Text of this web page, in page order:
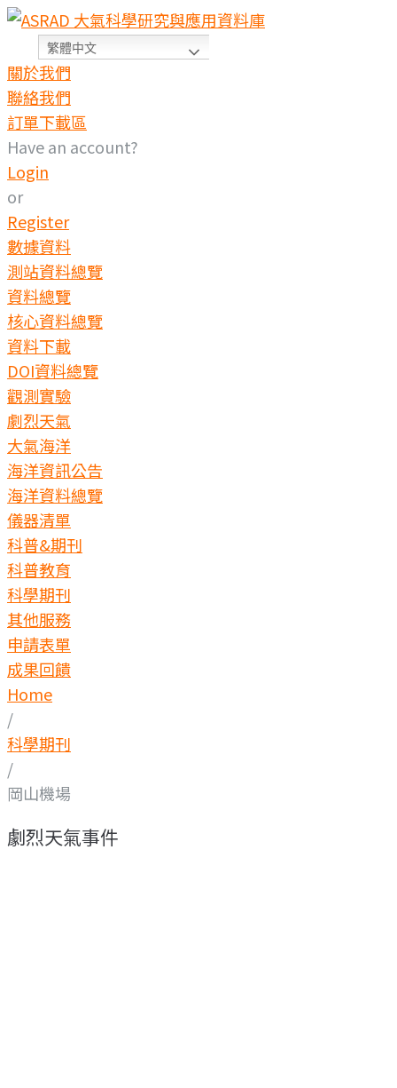
繁體中文
關於我們
聯絡我們
訂單下載區
Have an account?
Login
or
Register
數據資料
測站資料總覽
資料總覽
核心資料總覽
資料下載
DOI資料總覽
觀測實驗
劇烈天氣
大氣海洋
海洋資訊公告
海洋資料總覽
儀器清單
科普&期刊
科普教育
科學期刊
其他服務
申請表單
成果回饋
Home
/
科學期刊
/
岡山機場
劇烈天氣事件